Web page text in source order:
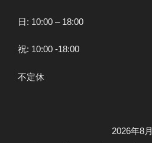
日: 10:00 – 18:00
祝: 10:00 -18:00
不定休
2026年8月